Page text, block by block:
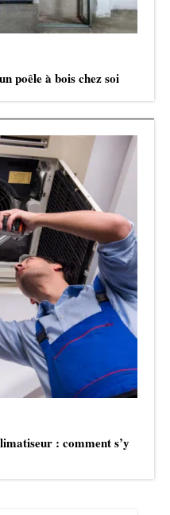
poêle à bois chez soi
: comment s’y